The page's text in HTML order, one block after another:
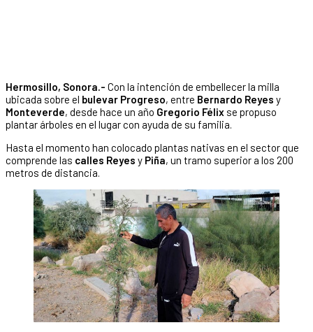
Hermosillo, Sonora.- Con la intención de embellecer la milla
ubicada sobre el bulevar Progreso, entre Bernardo Reyes y
Monteverde, desde hace un año Gregorio Félix se propuso
plantar árboles en el lugar con ayuda de su familia.
Hasta el momento han colocado plantas nativas en el sector que
comprende las calles Reyes y Piña, un tramo superior a los 200
metros de distancia.